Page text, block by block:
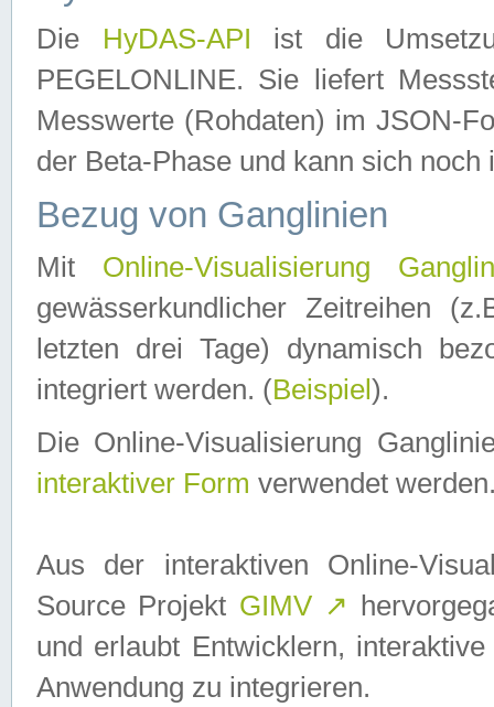
Die HyDAS-API ist die
PEGELONLINE. Sie liefert
Messwerte (Rohdaten) im JSON-
der Beta-Phase und kann sich noch
Bezug von Ganglinien
Mit Online-Visualisierung
gewässerkundlicher Zeitreihen
letzten drei Tage) dynamisch
integriert werden. (Beispiel ).
Die Online-Visualisierung
interaktiver Form verwendet
Aus der interaktiven Online-
Source Projekt GIMV ↗
und erlaubt Entwicklern,
Anwendung zu integrieren.